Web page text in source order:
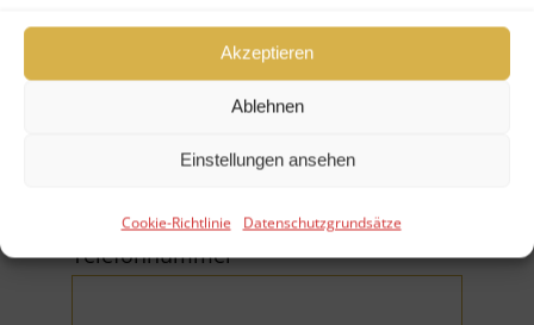
Akzeptieren
Ablehnen
Einstellungen ansehen
Cookie-Richtlinie Datenschutzgrundsätze
E-Mail (*Pflichtfeld)
Telefonnummer